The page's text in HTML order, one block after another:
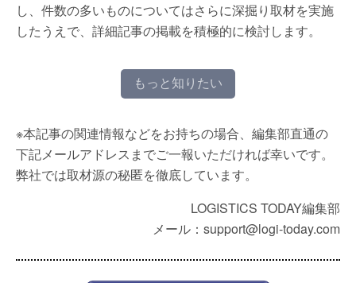
し、件数の多いものについてはさらに深掘り取材を実施
したうえで、詳細記事の掲載を積極的に検討します。
もっと知りたい
※本記事の関連情報などをお持ちの場合、編集部直通の
下記メールアドレスまでご一報いただければ幸いです。
弊社では取材源の秘匿を徹底しています。
LOGISTICS TODAY編集部
メール：support@logi-today.com